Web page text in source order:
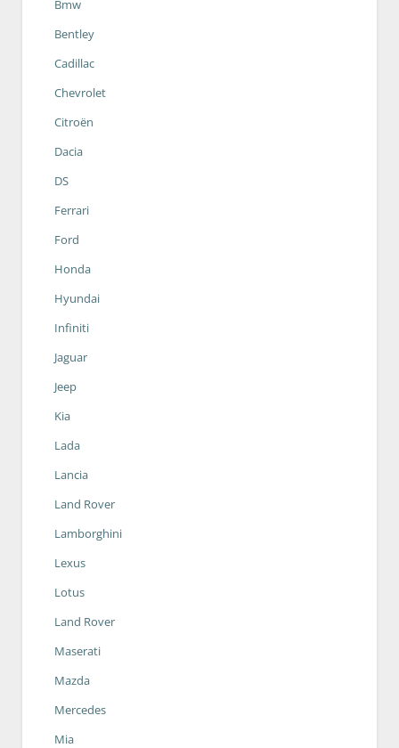
Bmw
Bentley
Cadillac
Chevrolet
Citroën
Dacia
DS
Ferrari
Ford
Honda
Hyundai
Infiniti
Jaguar
Jeep
Kia
Lada
Lancia
Land Rover
Lamborghini
Lexus
Lotus
Land Rover
Maserati
Mazda
Mercedes
Mia